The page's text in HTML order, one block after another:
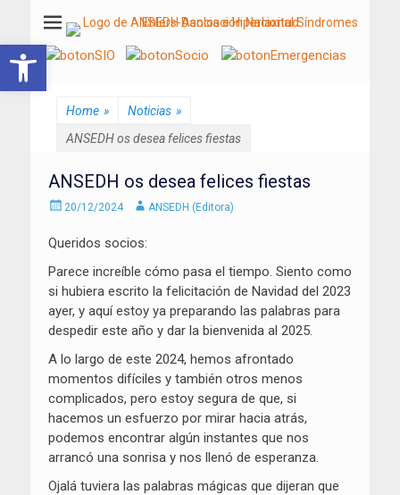
Abrir barra de herramientas
ANSEDH
Asociación Nacional del Síndrome de Ehlers-Danlos e Hiperlaxitud
Home » Noticias »
ANSEDH os desea felices fiestas
ANSEDH os desea felices fiestas
Enviado
20/12/2024 AutorANSEDH (Editora)
Queridos socios:
Parece increíble cómo pasa el tiempo. Siento como
si hubiera escrito la felicitación de Navidad del 2023
ayer, y aquí estoy ya preparando las palabras para
despedir este año y dar la bienvenida al 2025.
A lo largo de este 2024, hemos afrontado
momentos difíciles y también otros menos
complicados, pero estoy segura de que, si
hacemos un esfuerzo por mirar hacia atrás,
podemos encontrar algún instantes que nos
arrancó una sonrisa y nos llenó de esperanza.
Ojalá tuviera las palabras mágicas que dijeran que